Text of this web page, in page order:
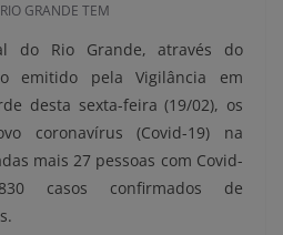
RIO GRANDE TEM
do Rio Grande, através do
emitido pela Vigilância em
desta sexta-feira (19/02), os
coronavírus (Covid-19) na
mais 27 pessoas com Covid-
casos confirmados de